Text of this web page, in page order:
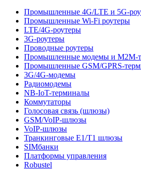
Промышленные 4G/LTE и 5G-
Промышленные Wi-Fi роутеры
LTE/4G-роутеры
3G-роутеры
Проводные роутеры
Промышленные модемы и M2M-
Промышленные GSM/GPRS-
3G/4G-модемы
Радиомодемы
NB-IoT-терминалы
Коммутаторы
Голосовая связь (шлюзы)
GSM/VoIP-шлюзы
VoIP-шлюзы
Транкинговые E1/T1 шлюзы
SIMбанки
Платформы управления
Robustel